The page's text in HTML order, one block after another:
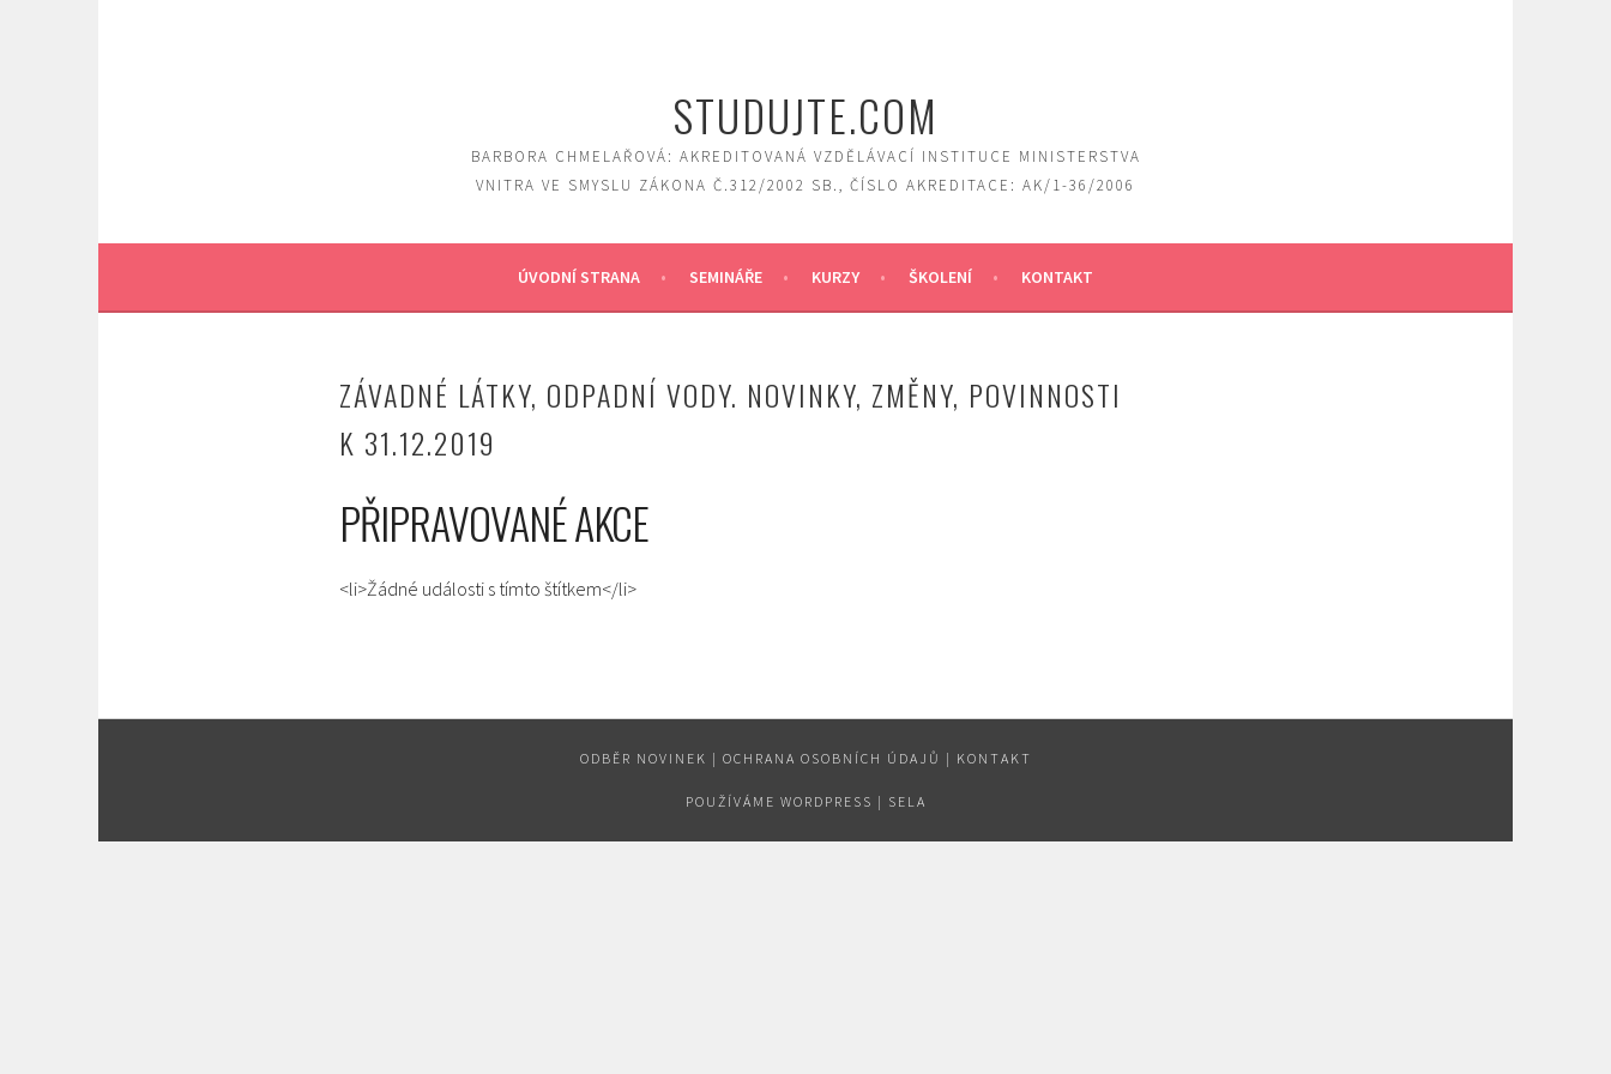
STUDUJTE.COM
BARBORA CHMELAŘOVÁ: AKREDITOVANÁ VZDĚLÁVACÍ INSTITUCE MINISTERSTVA
VNITRA VE SMYSLU ZÁKONA Č.312/2002 SB., ČÍSLO AKREDITACE: AK/1-36/2006
ÚVODNÍ STRANA SEMINÁŘE KURZY ŠKOLENÍ KONTAKT
ZÁVADNÉ LÁTKY, ODPADNÍ VODY. NOVINKY, ZMĚNY, POVINNOSTI
K 31.12.2019
PŘIPRAVOVANÉ AKCE
<li>Žádné události s tímto štítkem</li>
ODBĚR NOVINEK | OCHRANA OSOBNÍCH ÚDAJŮ | KONTAKT
POUŽÍVÁME WORDPRESS | SELA